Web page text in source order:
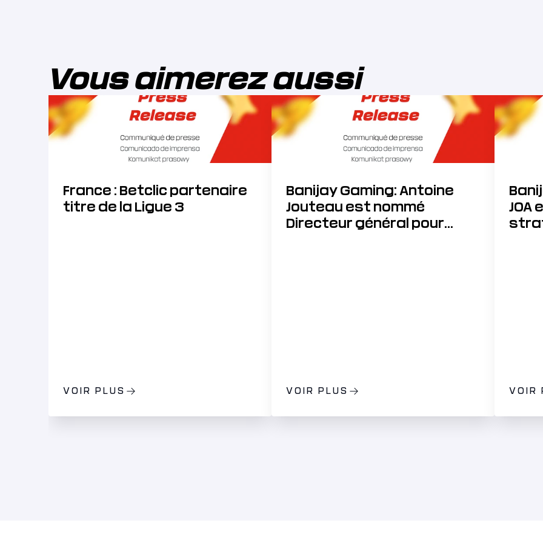
Vous aimerez aussi
France : Betclic partenaire
titre de la Ligue 3
VOIR PLUS
Banijay Gaming: Antoine
Jouteau est nommé
Directeur général pour
VOIR PLUS
JOA
VOIR